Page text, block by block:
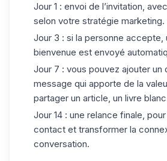
Jour 1 : envoi de l’invitation,
selon votre stratégie marketing.
Jour 3 : si la personne accepte,
bienvenue est envoyé
Jour 7 : vous pouvez ajouter un
message qui apporte de la
partager un article, un livre
Jour 14 : une relance finale,
contact et transformer la
conversation.